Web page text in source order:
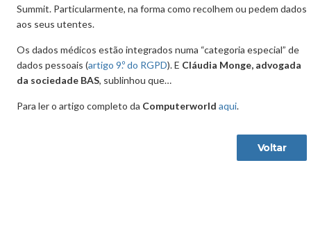
Summit. Particularmente, na forma como recolhem ou pedem dados
aos seus utentes.
Os dados médicos estão integrados numa “categoria especial” de
dados pessoais (artigo 9.º do RGPD). E Cláudia Monge, advogada
da sociedade BAS, sublinhou que…
Para ler o artigo completo da Computerworld aqui.
Voltar